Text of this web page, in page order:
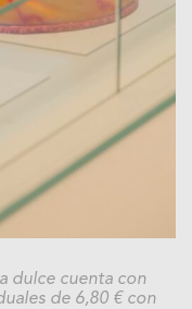
dulce cuenta con
de 6,80 € con